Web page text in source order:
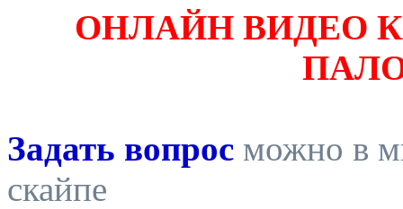
ОНЛАЙН ВИДЕО
Задать вопрос можно в
скайпе